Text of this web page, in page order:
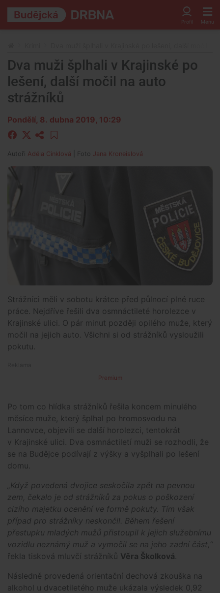
Dva muži šplhali v Krajinské po
lešení, další močil na auto
strážníků
Pondělí, 8. dubna 2019, 10:29
Autoři Adéla Cinklová | Foto Jana Kroneislová
Strážníci měli v sobotu krátce před půlnocí plné ruce
práce. Nejdříve řešili dva osmnáctileté horolezce v
Krajinské ulici. O pár minut později opilého muže, který
močil na jejich auto. Všichni si od strážníků vysloužili
pokutu.
Premium
Po tom co hlídka strážníků řešila koncem minulého
měsíce muže, který šplhal po hromosvodu na
Lannovce, objevili se další horolezci, tentokrát
v Krajinské ulici. Dva osmnáctiletí muži se rozhodli, že
se na Budějce podívají z výšky a vyšplhali po lešení
domu.
„Když povedená dvojice seskočila zpět na pevnou
zem, čekalo je od strážníků za pokus o poškození
cizího majetku ocenění ve formě pokuty. Tím však
případ pro strážníky neskončil. Během řešení
přestupku mladých mužů přistoupil k jejich služebnímu
vozidlu neznámý muž a vymočil se na jeho zadní část,“
řekla tisková mluvčí strážníků Věra Školková.
Následně provedená orientační dechová zkouška na
alkohol u dvacetiletého muže ukázala výsledek 0,92